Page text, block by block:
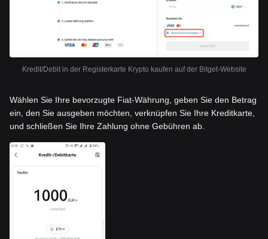
Kredit/Debit in der Registerkarte Krypto kaufen auf der Bitget-Website
Wählen Sie Ihre bevorzugte Fiat-Währung, geben Sie den Betrag
ein, den Sie ausgeben möchten, verknüpfen Sie Ihre Kreditkarte,
und schließen Sie Ihre Zahlung ohne Gebühren ab.